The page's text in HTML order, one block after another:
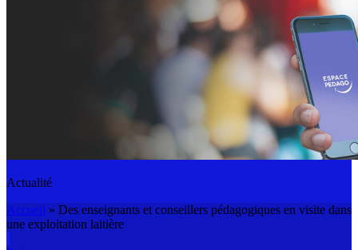
Actualité
Accueil » Des enseignants et conseillers pédagogiques en visite dans
une exploitation laitière